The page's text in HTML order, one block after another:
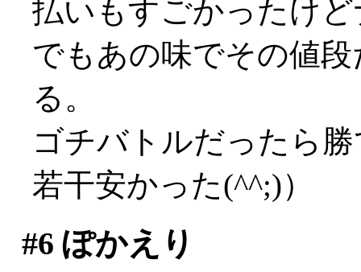
払いもすごかったけ
でもあの味でその値
る。
ゴチバトルだったら
若干安かった(^^;)）
#6 ぽかえり